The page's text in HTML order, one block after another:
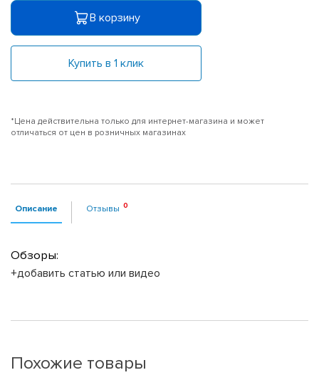
В корзину
Купить в 1 клик
*Цена действительна только для интернет-магазина и может
отличаться от цен в розничных магазинах
Описание Отзывы
Обзоры:
+добавить статью или видео
Похожие товары